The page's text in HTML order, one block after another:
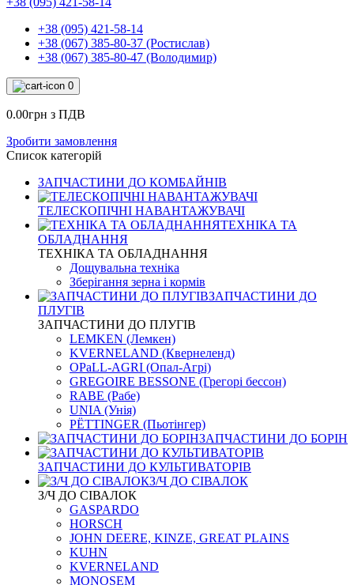
+38 (095) 421-58-14
+38 (067) 385-80-37 (Ростислав)
+38 (067) 385-80-47 (Володимир)
0
0.00грн з ПДВ
Зробити замовлення
Список категорій
ЗАПЧАСТИНИ ДО КОМБАЙНІВ
ТЕЛЕСКОПІЧНІ НАВАНТАЖУВАЧІ
ТЕХНІКА ТА
ОБЛАДНАННЯ
ТЕХНІКА ТА ОБЛАДНАННЯ
Дощувальна техніка
Зберігання зерна і кормів
ЗАПЧАСТИНИ ДО
ПЛУГІВ
ЗАПЧАСТИНИ ДО ПЛУГІВ
LEMKEN (Лемкен)
KVERNELАND (Квернеленд)
OPaLL-AGRI (Опал-Агрі)
GREGOIRE BESSONE (Грегорі бессон)
RABE (Рабе)
UNIA (Унія)
PЁTTINGER (Пьотінгер)
ЗАПЧАСТИНИ ДО БОРІН
ЗАПЧАСТИНИ ДО КУЛЬТИВАТОРІВ
З/Ч ДО СІВАЛОК
З/Ч ДО СІВАЛОК
GASPARDO
HORSCH
JOHN DEERE, KINZE, GREAT PLAINS
KUHN
KVERNELАND
MONOSEM